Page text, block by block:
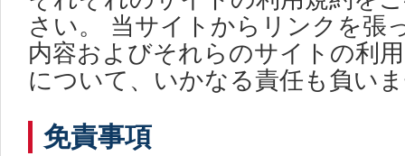
さい。 当サイトからリンクを張
内容およびそれらのサイトの利
について、いかなる責任も負い
免責事項